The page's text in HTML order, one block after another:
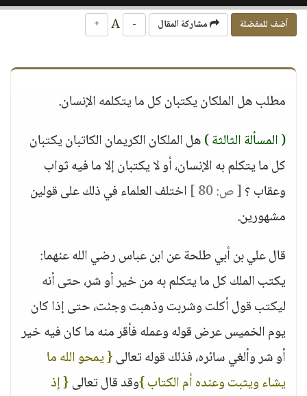
أضف للمفضلة مشاركة المقال -
+
مطلب هل الملكان يكتبان كل ما يتكلمه الإنسان.
( المسألة الثالثة )هل الملكان الكريمان الكاتبان يكتبان
كل ما يتكلم به الإنسان، أو لا يكتبان إلا ما فيه ثواب
وعقاب ؟[ ص: 80 ]
اختلف العلماء في ذلك على قولين
مشهورين.
قال علي بن أبي طلحة عن ابن عباس رضي الله عنهما:
يكتب الملك كل ما يتكلم به من خير أو شر، حتى أنه
ليكتب قول أكلت وشربت وذهبت وجئت، حتى إذا كان
يوم الخميس عرض قوله وعمله فأقر منه ما كان فيه خير
أو شر وألغي سائره، فذلك قوله تعالى{ يمحو الله ما
يشاء ويثبت وعنده أم الكتاب }وقد قال تعالى{ إذ